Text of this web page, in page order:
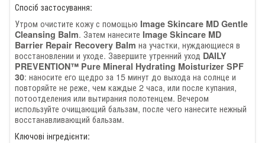
Спосіб застосування:
Утром очистите кожу с помощью Image Skincare MD Gentle
Cleansing Balm. Затем нанесите Image Skincare MD
Barrier Repair Recovery Balm на участки, нуждающиеся в
восстановлении и уходе. Завершите утренний уход DAILY
PREVENTION™ Pure Mineral Hydrating Moisturizer SPF
30: наносите его щедро за 15 минут до выхода на солнце и
повторяйте не реже, чем каждые 2 часа, или после купания,
потоотделения или вытирания полотенцем. Вечером
используйте очищающий бальзам, после чего нанесите нежный
восстанавливающий бальзам.
Ключові інгредієнти: